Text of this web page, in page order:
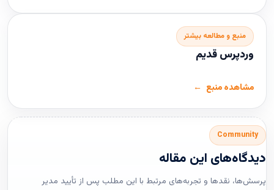
منبع و مطالعه بیشتر
وردپرس قدیم
مشاهده منبع
Community
دیدگاه‌های این مقاله
پرسش‌ها، نقدها و تجربه‌های مرتبط با این مطلب پس از تأیید مدیر